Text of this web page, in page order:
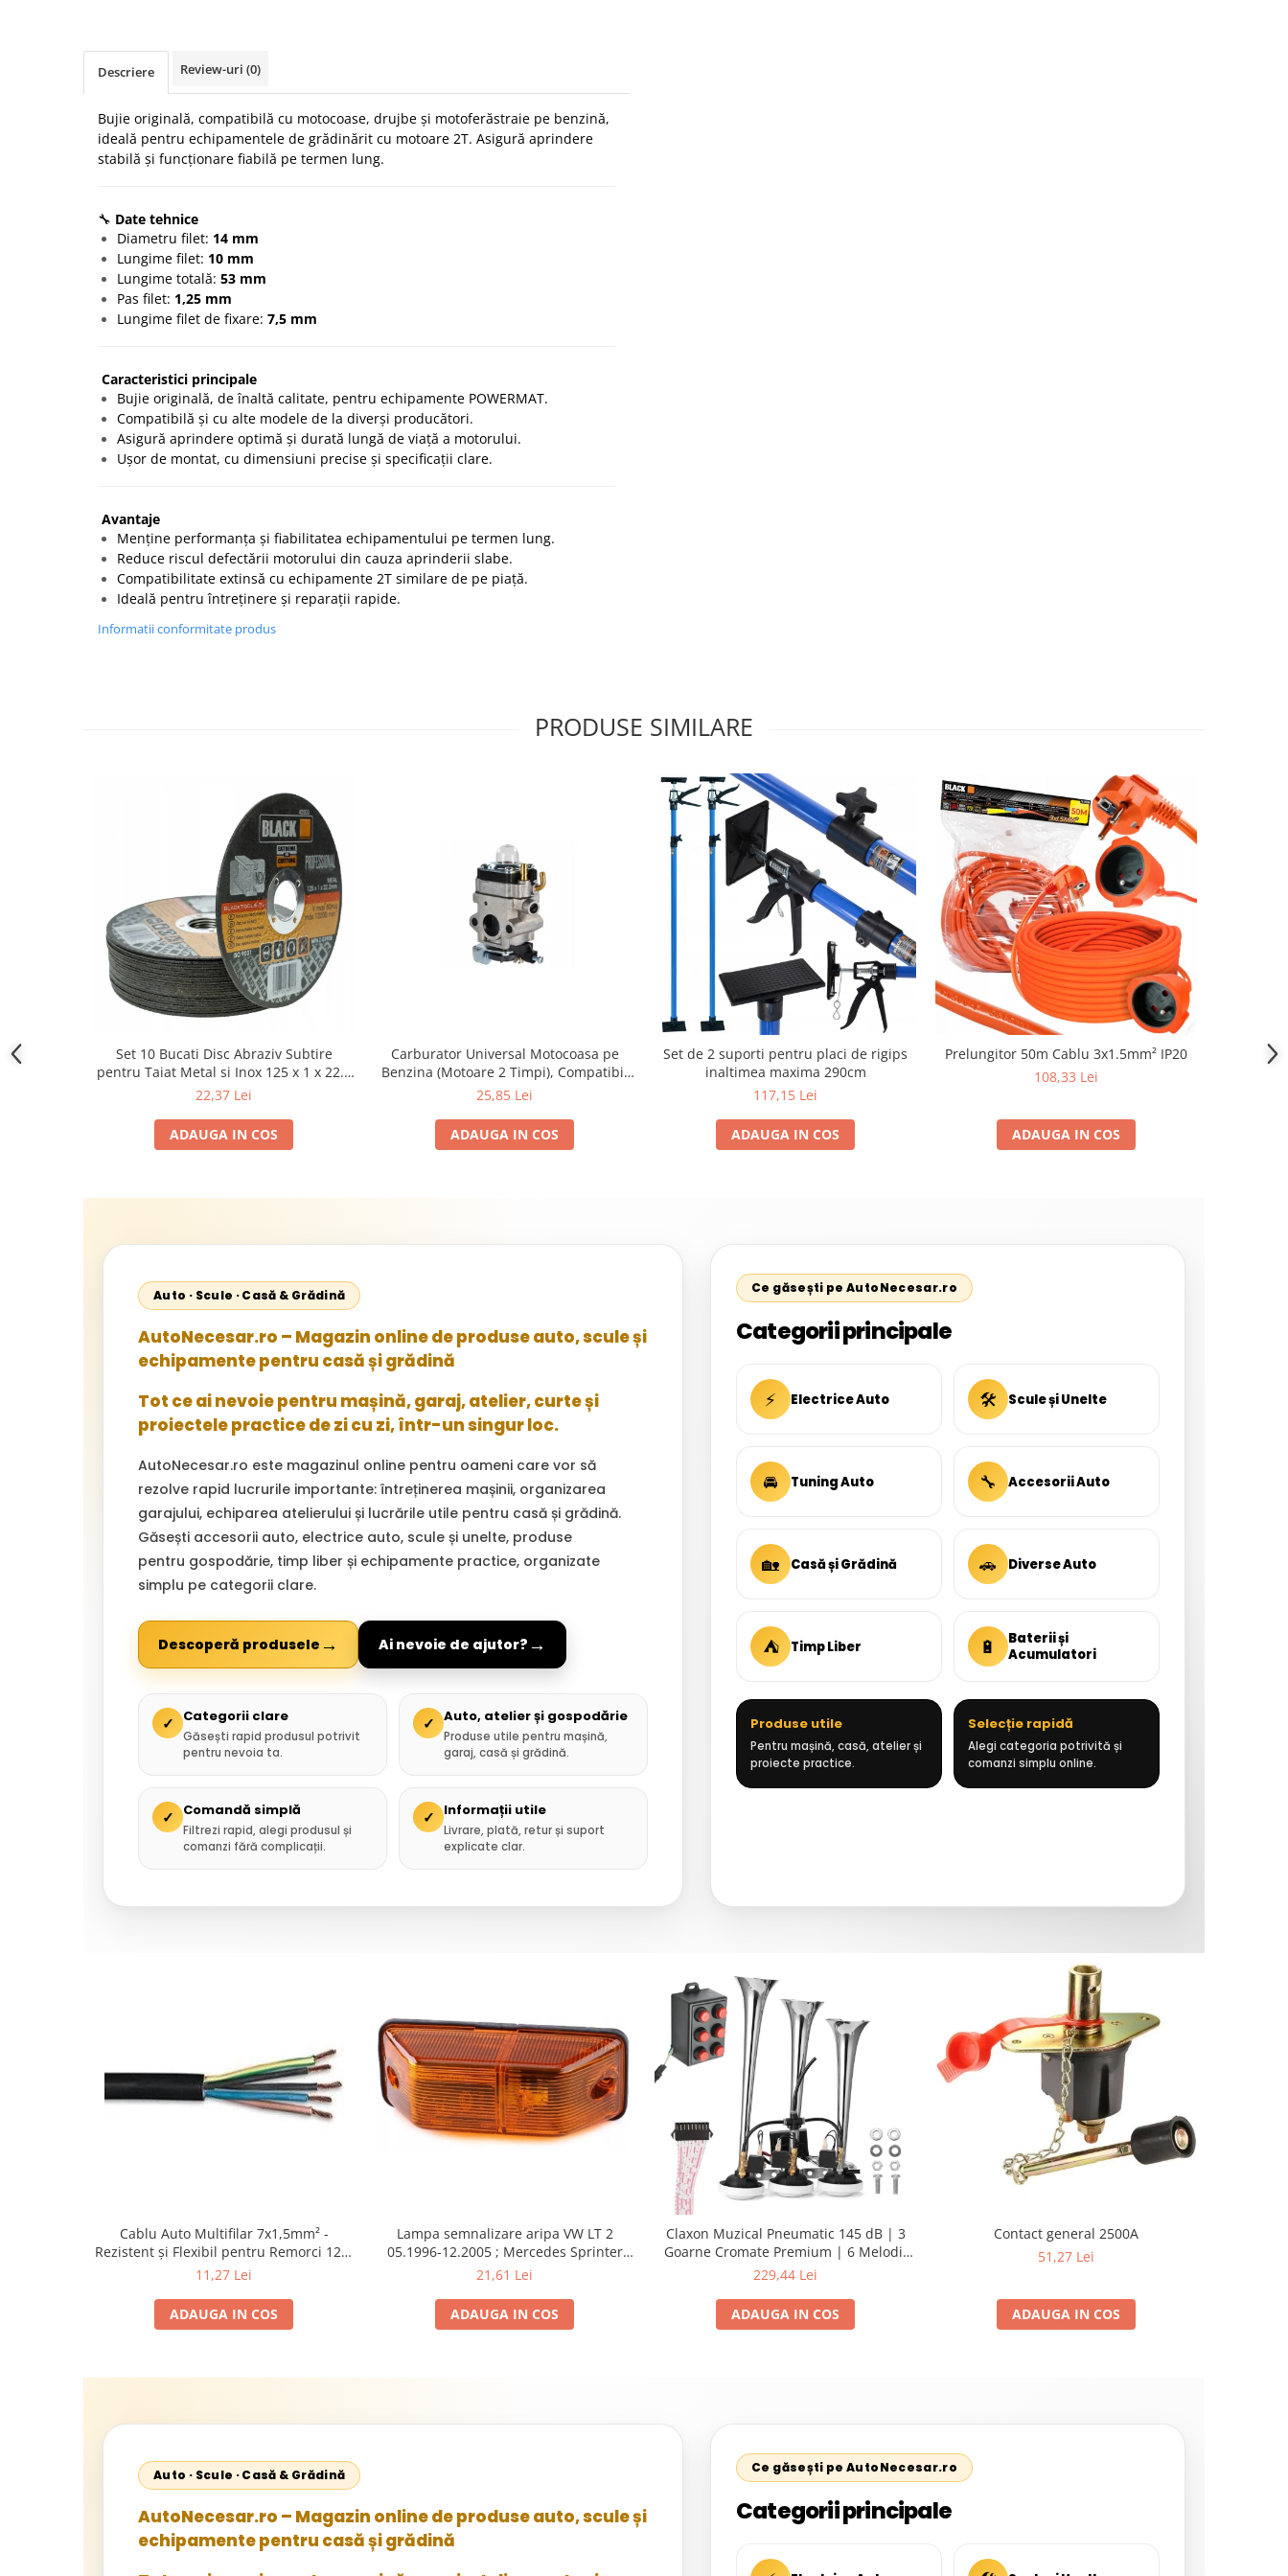
Scule Pneumatice
Suport motocicleta
Utilaje constructie
Descriere Review-uri (0)
Bujie originală, compatibilă cu motocoase, drujbe și motoferăstraie pe benzină,
ideală pentru echipamentele de grădinărit cu motoare 2T. Asigură aprindere
stabilă și funcționare fiabilă pe termen lung.
🔧 Date tehnice
Diametru filet: 14 mm
Lungime filet: 10 mm
Lungime totală: 53 mm
Pas filet: 1,25 mm
Lungime filet de fixare: 7,5 mm
Caracteristici principale
Bujie originală, de înaltă calitate, pentru echipamente POWERMAT.
Compatibilă și cu alte modele de la diverși producători.
Asigură aprindere optimă și durată lungă de viață a motorului.
Ușor de montat, cu dimensiuni precise și specificații clare.
Avantaje
Menține performanța și fiabilitatea echipamentului pe termen lung.
Reduce riscul defectării motorului din cauza aprinderii slabe.
Compatibilitate extinsă cu echipamente 2T similare de pe piață.
Ideală pentru întreținere și reparații rapide.
Informatii conformitate produs
PRODUSE SIMILARE
Set 10 Bucati Disc Abraziv Subtire
pentru Taiat Metal si Inox 125 x 1 x 22.2
mm, Profil Plat Heavy-Duty (Model
22,37 Lei
ADAUGA IN COS
Carburator Universal Motocoasa pe
Benzina (Motoare 2 Timpi), Compatibil
cu BLACK, Demon, NAC, John Gardener,
Complet cu Membrana, Distanta Gauri
31mm
25,85 Lei
ADAUGA IN COS
Set de 2 suporti pentru placi de rigips
inaltimea maxima 290cm
117,15 Lei
ADAUGA IN COS
Prelungitor 50m Cablu 3x1.5mm² IP20
108,33 Lei
ADAUGA IN COS
Auto · Scule · Casă & Grădină
AutoNecesar.ro – Magazin online de produse auto, scule și
echipamente pentru casă și grădină
Tot ce ai nevoie pentru mașină, garaj, atelier, curte și
proiectele practice de zi cu zi, într-un singur loc.
AutoNecesar.ro este magazinul online pentru oameni care vor să
rezolve rapid lucrurile importante: întreținerea mașinii, organizarea
garajului, echiparea atelierului și lucrările utile pentru casă și grădină.
Găsești accesorii auto, electrice auto, scule și unelte, produse
pentru gospodărie, timp liber și echipamente practice, organizate
simplu pe categorii clare.
Descoperă produsele → Ai nevoie de ajutor? →
✓ Categorii clare
Găsești rapid produsul potrivit
pentru nevoia ta.
✓ Auto, atelier și gospodărie
Produse utile pentru mașină,
garaj, casă și grădină.
✓ Comandă simplă
Filtrezi rapid, alegi produsul și
comanzi fără complicații.
✓ Informații utile
Livrare, plată, retur și suport
explicate clar.
Ce găsești pe AutoNecesar.ro
Categorii principale
⚡ Electrice Auto 🛠 Scule și Unelte
🚘 Tuning Auto 🔧 Accesorii Auto
🏡 Casă și Grădină 🚗 Diverse Auto
⛺ Timp Liber 🔋
Baterii și
Acumulatori
Produse utile
Pentru mașină, casă, atelier și
proiecte practice.
Selecție rapidă
Alegi categoria potrivită și
comanzi simplu online.
Cablu Auto Multifilar 7x1,5mm² -
Rezistent și Flexibil pentru Remorci 12V-
24V
11,27 Lei
ADAUGA IN COS
Lampa semnalizare aripa VW LT 2
05.1996-12.2005 ; Mercedes Sprinter
1995-2002, 512D-814 DA; Actros 1996-
Starliner,Centroliner, Cityliner;
21,61 Lei
ADAUGA IN COS
Claxon Muzical Pneumatic 145 dB | 3
Goarne Cromate Premium | 6 Melodii
Selectabile
229,44 Lei
ADAUGA IN COS
Contact general 2500A
51,27 Lei
ADAUGA IN COS
Auto · Scule · Casă & Grădină
AutoNecesar.ro – Magazin online de produse auto, scule și
echipamente pentru casă și grădină
Ce găsești pe AutoNecesar.ro
Categorii principale